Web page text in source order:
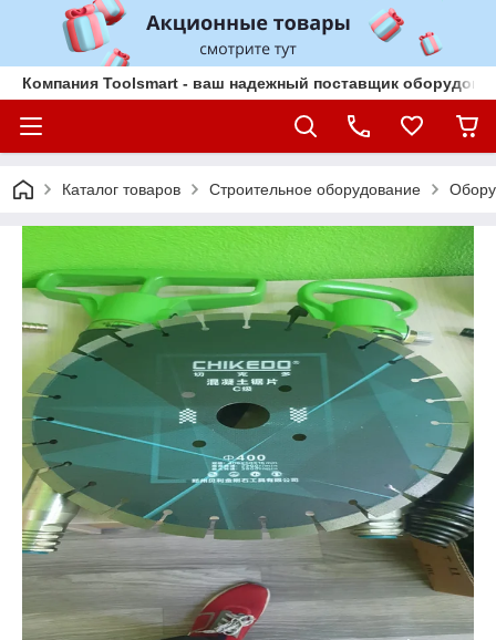
Компания Toolsmart - ваш надежный поставщик
Каталог товаров Строительное оборудование